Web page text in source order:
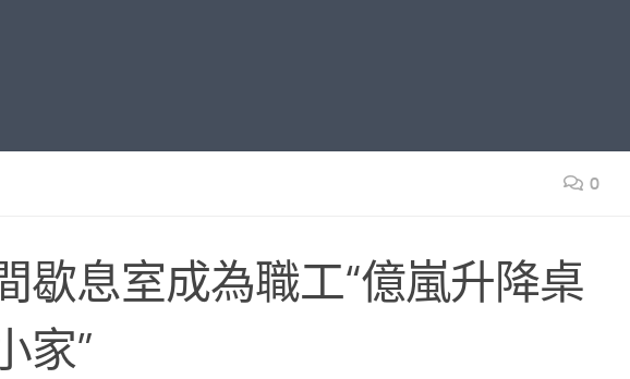
0
歇息室成為職工“億嵐升降桌
家”